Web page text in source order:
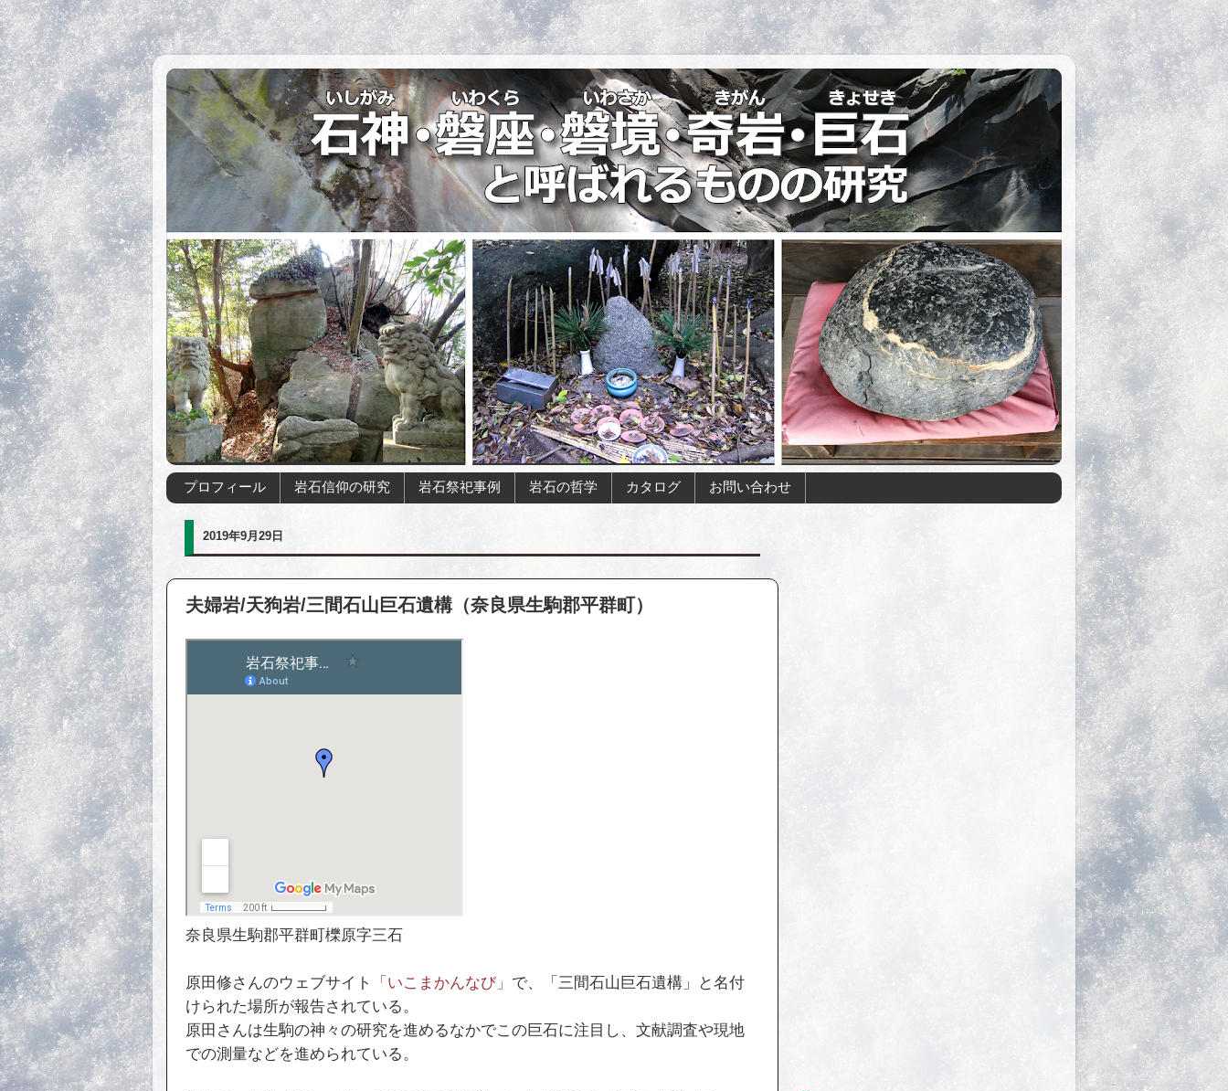
プロフィール 岩石信仰の研究 岩石祭祀事例 岩石の哲学 カタログ お問い合わせ
2019年9月29日
夫婦岩/天狗岩/三間石山巨石遺構（奈良県生駒郡平群町）
奈良県生駒郡平群町櫟原字三石
原田修さんのウェブサイト 「いこまかんなび」 で、「三間石山巨石遺構」と名付
けられた場所が報告されている。
原田さんは生駒の神々の研究を進めるなかでこの巨石に注目し、文献調査や現地
での測量などを進められている。